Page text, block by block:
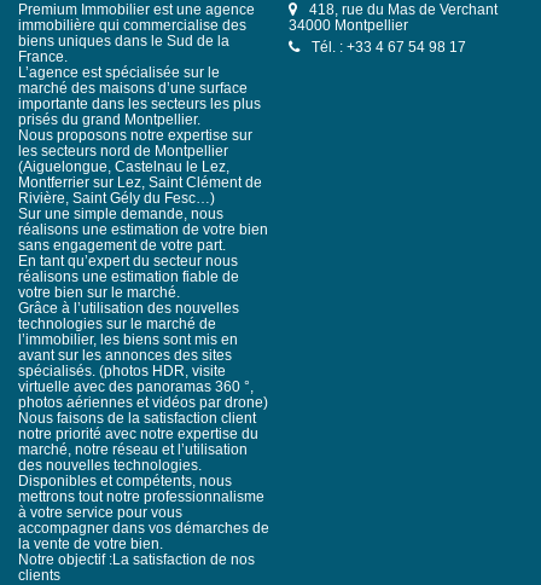
Premium Immobilier est une agence
immobilière qui commercialise des
biens uniques dans le Sud de la
France.
L’agence est spécialisée sur le
marché des maisons d’une surface
importante dans les secteurs les plus
prisés du grand Montpellier.
Nous proposons notre expertise sur
les secteurs nord de Montpellier
(Aiguelongue, Castelnau le Lez,
Montferrier sur Lez, Saint Clément de
Rivière, Saint Gély du Fesc…)
Sur une simple demande, nous
réalisons une estimation de votre bien
sans engagement de votre part.
En tant qu’expert du secteur nous
réalisons une estimation fiable de
votre bien sur le marché.
Grâce à l’utilisation des nouvelles
technologies sur le marché de
l’immobilier, les biens sont mis en
avant sur les annonces des sites
spécialisés. (photos HDR, visite
virtuelle avec des panoramas 360 °,
photos aériennes et vidéos par drone)
Nous faisons de la satisfaction client
notre priorité avec notre expertise du
marché, notre réseau et l’utilisation
des nouvelles technologies.
Disponibles et compétents, nous
mettrons tout notre professionnalisme
à votre service pour vous
accompagner dans vos démarches de
la vente de votre bien.
Notre objectif :La satisfaction de nos
clients
418, rue du Mas de Verchant
34000 Montpellier
Tél. : +33 4 67 54 98 17